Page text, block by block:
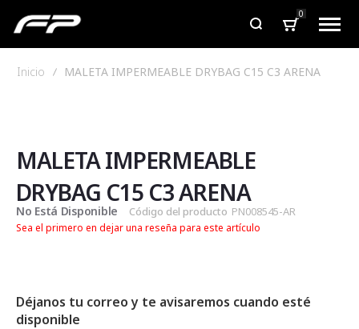
0
Inicio MALETA IMPERMEABLE DRYBAG C15 C3 ARENA
de
la
galería
de
imágenes
de
la
galería
de
imágenes
MALETA IMPERMEABLE
DRYBAG C15 C3 ARENA
No Está Disponible Código del producto PN008545-AR
Sea el primero en dejar una reseña para este artículo
Déjanos tu correo y te avisaremos cuando esté
disponible